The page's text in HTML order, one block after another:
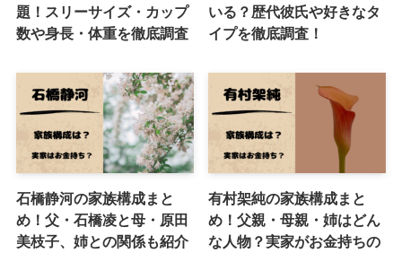
題！スリーサイズ・カップ
数や身長・体重を徹底調査
いる？歴代彼氏や好きなタ
イプを徹底調査！
石橋静河の家族構成まと
め！父・石橋凌と母・原田
美枝子、姉との関係も紹介
有村架純の家族構成まと
め！父親・母親・姉はどん
な人物？実家がお金持ちの